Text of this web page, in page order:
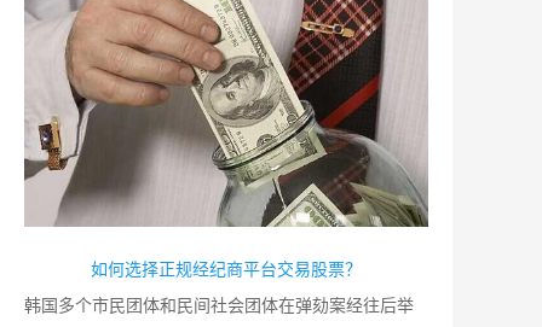
如何选择正规经纪商平台交易股票？
韩国多个市民团体和民间社会团体在弹劾案经往后举